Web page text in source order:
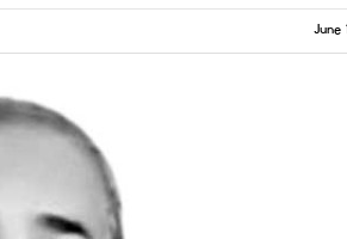
June